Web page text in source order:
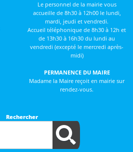
Le personnel de la mairie vous
accueille de 8h30 à 12h00 le lundi,
mardi, jeudi et vendredi.
Accueil téléphonique de 8h30 à 12h et
de 13h30 à 16h30 du lundi au
vendredi (excepté le mercredi après-
midi)
PERMANENCE DU MAIRE
Madame la Maire reçoit en mairie sur
rendez-vous.
Rechercher